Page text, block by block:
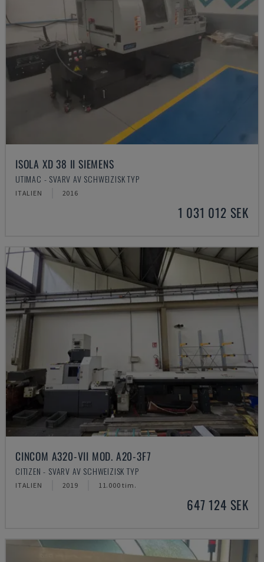
ISOLA XD 38 II SIEMENS
UTIMAC - SVARV AV SCHWEIZISK TYP
ITALIEN 2016
1 031 012 SEK
CINCOM A320-VII MOD. A20-3F7
CITIZEN - SVARV AV SCHWEIZISK TYP
ITALIEN 2019 11.000 tim.
647 124 SEK